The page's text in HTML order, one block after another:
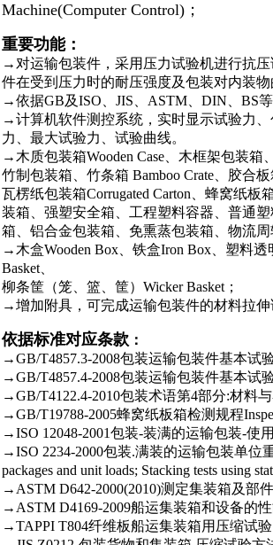
Machine(Computer Control)；
重要功能：
→对运输包装件，采用压力试验机进行抗
件在受到压力时的耐压强度及包装对内装物
→依据GB及ISO、JIS、ASTM、DIN、BS
→计算机软件测控系统，实时显示试验力
力、最大试验力、试验曲线。
→木质包装箱Wooden Case、木框架包装箱
竹制包装箱、竹条箱 Bamboo Crate、胶合板
瓦楞纸包装箱Corrugated Carton、蜂窝纸板
装箱、强塑安全箱、工程塑料容器、普通
箱、铝合金包装箱、免熏蒸包装箱、物流周
→木盒Wooden Box、铁盒Iron Box、塑料透
Basket、
柳条筐（笼、篮、筐）Wicker Basket；
→增加附具，可完成运输包装件的材料拉伸
依据标准对应条款：
→GB/T4857.3-2008包装运输包装件基本试
→GB/T4857.4-2008包装运输包装件基本试
→GB/T4122.4-2010包装术语第4部分:材料与
→GB/T19788-2005蜂窝纸板箱检测规程
→ISO 12048-2001包装-装满的运输包装-使
→ISO 2234-2000包装.满装的运输包装单位
packages and unit loads; Stacking tests using
→ASTM D642-2000(2010)测定集装箱及部
→ASTM D4169-2009船运集装箱和设备的性
→TAPPI T804纤维板船运集装箱用压缩试验